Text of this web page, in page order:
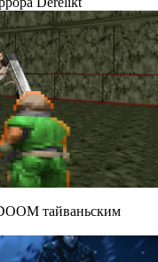
тайваньским